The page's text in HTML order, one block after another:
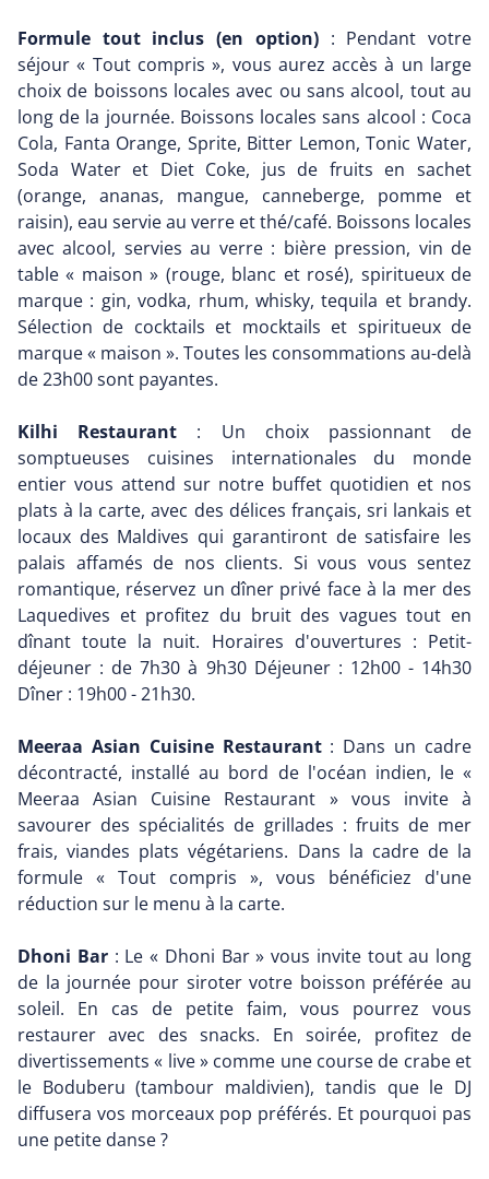
Formule tout inclus (en option): Pendant votre
séjour « Tout compris », vous aurez accès à un large
choix de boissons locales avec ou sans alcool, tout au
long de la journée. Boissons locales sans alcool : Coca
Cola, Fanta Orange, Sprite, Bitter Lemon, Tonic Water,
Soda Water et Diet Coke, jus de fruits en sachet
(orange, ananas, mangue, canneberge, pomme et
raisin), eau servie au verre et thé/café. Boissons locales
avec alcool, servies au verre : bière pression, vin de
table « maison » (rouge, blanc et rosé), spiritueux de
marque : gin, vodka, rhum, whisky, tequila et brandy.
Sélection de cocktails et mocktails et spiritueux de
marque « maison ». Toutes les consommations au-delà
de 23h00 sont payantes.
Kilhi Restaurant : Un choix passionnant de
somptueuses cuisines internationales du monde
entier vous attend sur notre buffet quotidien et nos
plats à la carte, avec des délices français, sri lankais et
locaux des Maldives qui garantiront de satisfaire les
palais affamés de nos clients. Si vous vous sentez
romantique, réservez un dîner privé face à la mer des
Laquedives et profitez du bruit des vagues tout en
dînant toute la nuit. Horaires d'ouvertures : Petit-
déjeuner : de 7h30 à 9h30 Déjeuner : 12h00 - 14h30
Dîner : 19h00 - 21h30.
Meeraa Asian Cuisine Restaurant: Dans un cadre
décontracté, installé au bord de l'océan indien, le «
Meeraa Asian Cuisine Restaurant » vous invite à
savourer des spécialités de grillades : fruits de mer
frais, viandes plats végétariens. Dans la cadre de la
formule « Tout compris », vous bénéficiez d'une
réduction sur le menu à la carte.
Dhoni Bar: Le « Dhoni Bar » vous invite tout au long
de la journée pour siroter votre boisson préférée au
soleil. En cas de petite faim, vous pourrez vous
restaurer avec des snacks. En soirée, profitez de
divertissements « live » comme une course de crabe et
le Boduberu (tambour maldivien), tandis que le DJ
diffusera vos morceaux pop préférés. Et pourquoi pas
une petite danse ?